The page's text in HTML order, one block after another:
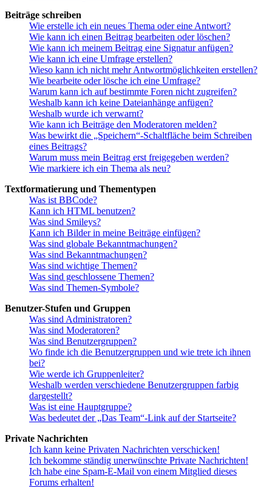
Beiträge schreiben
Wie erstelle ich ein neues Thema oder eine Antwort?
Wie kann ich einen Beitrag bearbeiten oder löschen?
Wie kann ich meinem Beitrag eine Signatur anfügen?
Wie kann ich eine Umfrage erstellen?
Wieso kann ich nicht mehr Antwortmöglichkeiten erstellen?
Wie bearbeite oder lösche ich eine Umfrage?
Warum kann ich auf bestimmte Foren nicht zugreifen?
Weshalb kann ich keine Dateianhänge anfügen?
Weshalb wurde ich verwarnt?
Wie kann ich Beiträge den Moderatoren melden?
Was bewirkt die „Speichern“-Schaltfläche beim Schreiben
eines Beitrags?
Warum muss mein Beitrag erst freigegeben werden?
Wie markiere ich ein Thema als neu?
Textformatierung und Thementypen
Was ist BBCode?
Kann ich HTML benutzen?
Was sind Smileys?
Kann ich Bilder in meine Beiträge einfügen?
Was sind globale Bekanntmachungen?
Was sind Bekanntmachungen?
Was sind wichtige Themen?
Was sind geschlossene Themen?
Was sind Themen-Symbole?
Benutzer-Stufen und Gruppen
Was sind Administratoren?
Was sind Moderatoren?
Was sind Benutzergruppen?
Wo finde ich die Benutzergruppen und wie trete ich ihnen
bei?
Wie werde ich Gruppenleiter?
Weshalb werden verschiedene Benutzergruppen farbig
dargestellt?
Was ist eine Hauptgruppe?
Was bedeutet der „Das Team“-Link auf der Startseite?
Private Nachrichten
Ich kann keine Privaten Nachrichten verschicken!
Ich bekomme ständig unerwünschte Private Nachrichten!
Ich habe eine Spam-E-Mail von einem Mitglied dieses
Forums erhalten!